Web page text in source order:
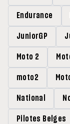
Endurance
JuniorGP
Moto 2
moto2
National
Pilotes Belges